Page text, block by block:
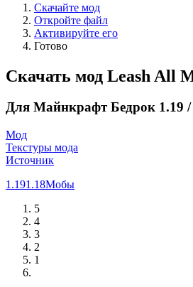
Скачайте мод
Откройте файл
Активируйте его
Готово
Скачать мод Leash All
Для Майнкрафт Бедрок 1.19 /
Мод
Текстуры мода
Источник
1.191.18Мобы
5
4
3
2
1